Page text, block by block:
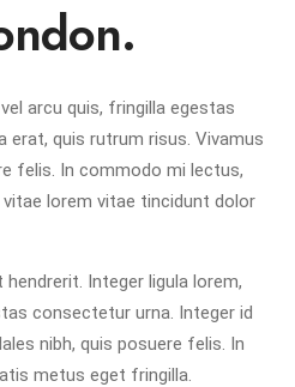
arcu quis, fringilla egestas
erat, quis rutrum risus. Vivamus
felis. In commodo mi lectus,
lorem vitae tincidunt dolor
Integer ligula lorem,
consectetur urna. Integer id
nibh, quis posuere felis. In
metus eget fringilla.